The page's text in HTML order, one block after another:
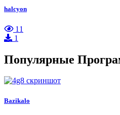
halcyon
11
1
Популярные
Bazikalo